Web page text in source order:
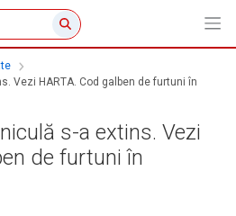
Vezi HARTA. Cod galben de furtuni în
s-a extins. Vezi
de furtuni în